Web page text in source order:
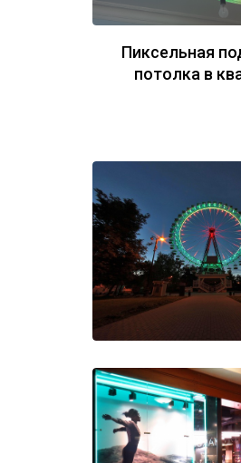
Пиксельная
потолка в
БКО в